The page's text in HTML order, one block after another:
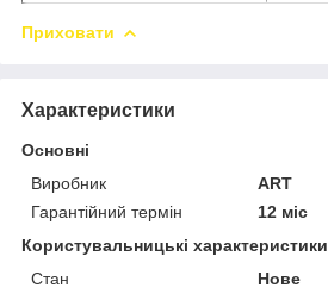
Приховати
Характеристики
Основні
Виробник
ART
Гарантійний термін
12 міс
Користувальницькі характеристики
Стан
Нове